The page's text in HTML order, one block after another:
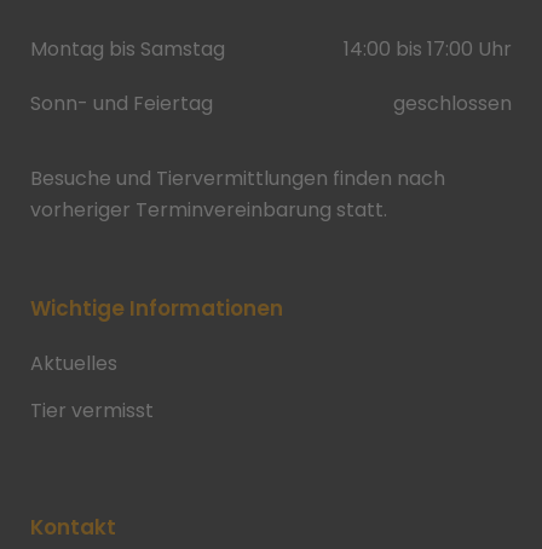
Montag bis Samstag
14:00 bis 17:00 Uhr
Sonn- und Feiertag
geschlossen
Besuche und Tiervermittlungen finden nach
vorheriger Terminvereinbarung statt.
Wichtige Informationen
Aktuelles
Tier vermisst
Kontakt